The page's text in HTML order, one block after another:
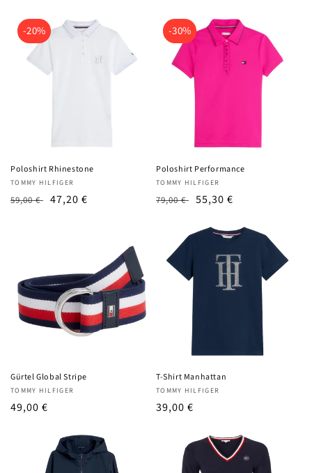
-20%
Poloshirt Rhinestone
Anbieter:
TOMMY HILFIGER
UVP
59,00 € Angebotspreis
47,20 €
-30%
Poloshirt Performance
Anbieter:
TOMMY HILFIGER
UVP
79,00 € Angebotspreis
55,30 €
Gürtel Global Stripe
Anbieter:
TOMMY HILFIGER
UVP
49,00 €
T-Shirt Manhattan
Anbieter:
TOMMY HILFIGER
UVP
39,00 €